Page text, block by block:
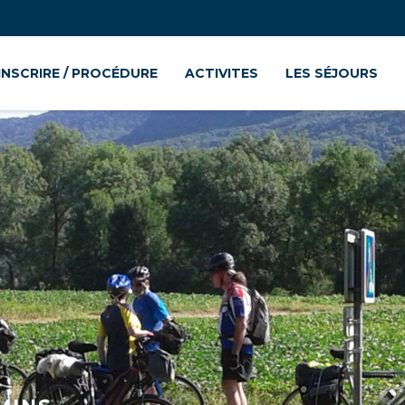
/ PROCÉDURE ACTIVITES LES SÉJOURS